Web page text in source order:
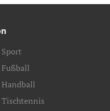
Sport
Fußball
Handball
Tischtennis